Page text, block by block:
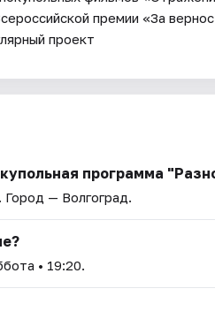
премии «За
проект
программа
. Город — Волгоград.
• 19:20.